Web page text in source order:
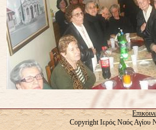
Copyright Ιερός Ναός Αγίου